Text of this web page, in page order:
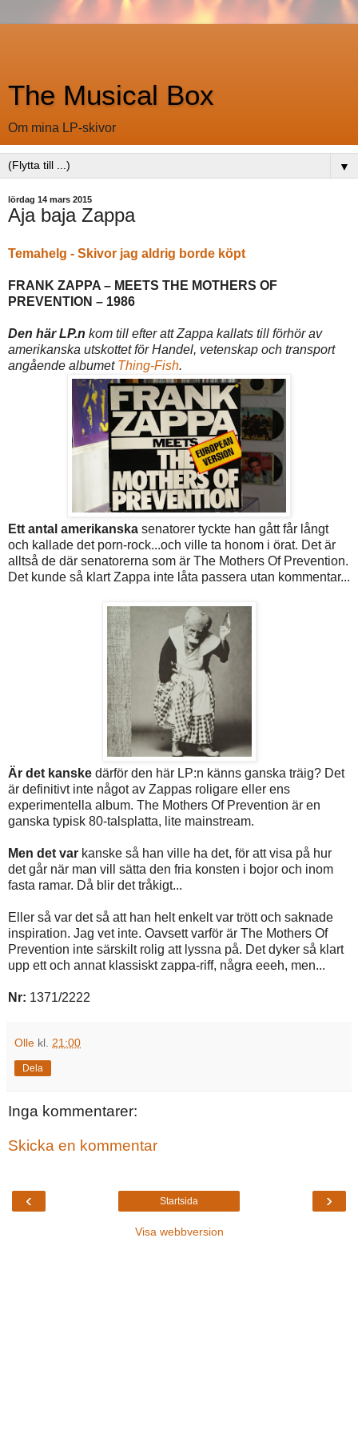
The Musical Box
Om mina LP-skivor
▼
lördag 14 mars 2015
Aja baja Zappa
Temahelg - Skivor jag aldrig borde köpt
FRANK ZAPPA – MEETS THE MOTHERS OF
PREVENTION – 1986
Den här LP.n kom till efter att Zappa kallats till förhör av
amerikanska utskottet för Handel, vetenskap och transport
angående albumet Thing-Fish.
Ett antal amerikanska senatorer tyckte han gått får långt
och kallade det porn-rock...och ville ta honom i örat. Det är
alltså de där senatorerna som är The Mothers Of Prevention.
Det kunde så klart Zappa inte låta passera utan kommentar...
Är det kanske därför den här LP:n känns ganska träig? Det
är definitivt inte något av Zappas roligare eller ens
experimentella album. The Mothers Of Prevention är en
ganska typisk 80-talsplatta, lite mainstream.
Men det var kanske så han ville ha det, för att visa på hur
det går när man vill sätta den fria konsten i bojor och inom
fasta ramar. Då blir det tråkigt...
Eller så var det så att han helt enkelt var trött och saknade
inspiration. Jag vet inte. Oavsett varför är The Mothers Of
Prevention inte särskilt rolig att lyssna på. Det dyker så klart
upp ett och annat klassiskt zappa-riff, några eeeh, men...
Nr: 1371/2222
Olle kl. 21:00
Dela
Inga kommentarer:
Skicka en kommentar
‹ ›
Startsida
Visa webbversion